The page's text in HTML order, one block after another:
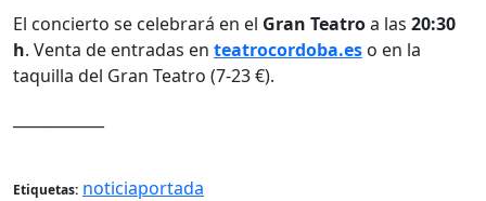
El concierto se celebrará en el Gran Teatroa las 20:30
h. Venta de entradas en teatrocordoba.es o en la
taquilla del Gran Teatro (7-23 €).
Etiquetas: noticiaportada